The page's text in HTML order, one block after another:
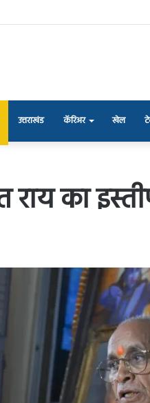
उत्तराखंड कॅरिअर खेल
राय का